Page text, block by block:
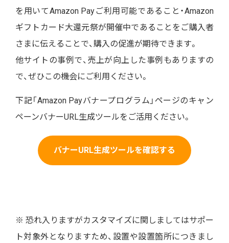
を用いてAmazon Payご利用可能であること・Amazon
ギフトカード大還元祭が開催中であることをご購入者
さまに伝えることで、購入の促進が期待できます。
他サイトの事例で、売上が向上した事例もありますの
で、ぜひこの機会にご利用ください。
下記「Amazon Payバナープログラム」ページのキャン
ペーンバナーURL生成ツールをご活用ください。
バナーURL生成ツールを確認する
※ 恐れ入りますがカスタマイズに関しましてはサポー
ト対象外となりますため、設置や設置箇所につきまし